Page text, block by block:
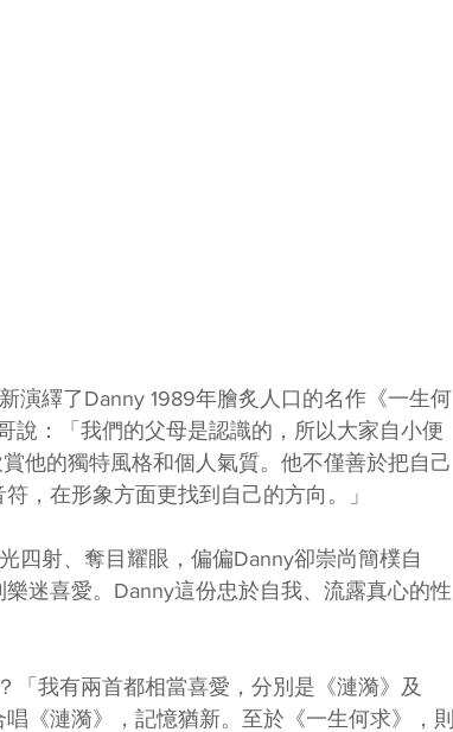
演繹了Danny 1989年膾炙人口的名作《一生何
說：「我們的父母是認識的，所以大家自小便
他的獨特風格和個人氣質。他不僅善於把自己
，在形象方面更找到自己的方向。」
四射、奪目耀眼，偏偏Danny卻崇尚簡樸自
迷喜愛。Danny這份忠於自我、流露真心的性
「我有兩首都相當喜愛，分別是《漣漪》及
《漣漪》，記憶猶新。至於《一生何求》，則